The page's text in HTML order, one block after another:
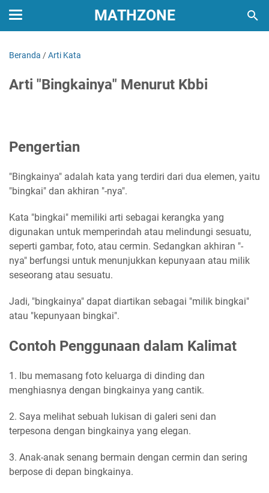
MATHZONE
Beranda /Arti Kata
Arti "Bingkainya" Menurut Kbbi
Pengertian
"Bingkainya" adalah kata yang terdiri dari dua elemen, yaitu
"bingkai" dan akhiran "-nya".
Kata "bingkai" memiliki arti sebagai kerangka yang
digunakan untuk memperindah atau melindungi sesuatu,
seperti gambar, foto, atau cermin. Sedangkan akhiran "-
nya" berfungsi untuk menunjukkan kepunyaan atau milik
seseorang atau sesuatu.
Jadi, "bingkainya" dapat diartikan sebagai "milik bingkai"
atau "kepunyaan bingkai".
Contoh Penggunaan dalam Kalimat
1. Ibu memasang foto keluarga di dinding dan
menghiasnya dengan bingkainya yang cantik.
2. Saya melihat sebuah lukisan di galeri seni dan
terpesona dengan bingkainya yang elegan.
3. Anak-anak senang bermain dengan cermin dan sering
berpose di depan bingkainya.